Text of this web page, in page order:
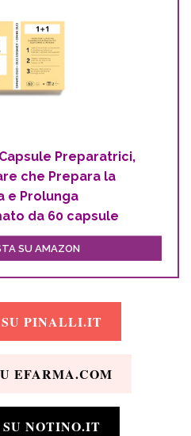
Preparatrici,
che Prepara la
e Prolunga
da 60 capsule
SU AMAZON
PINALLI.IT
EFARMA.COM
NOTINO.IT